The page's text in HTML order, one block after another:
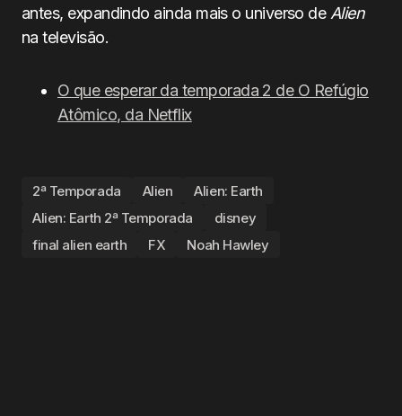
antes, expandindo ainda mais o universo deAlien
na televisão.
O que esperar da temporada 2 de O Refúgio
Atômico, da Netflix
2ª Temporada Alien
Alien: Earth
Alien: Earth 2ª Temporada
disney
final alien earth
FX Noah Hawley